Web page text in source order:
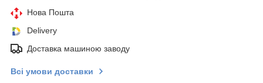
Нова Пошта
Delivery
Доставка машиною заводу
Всі умови доставки